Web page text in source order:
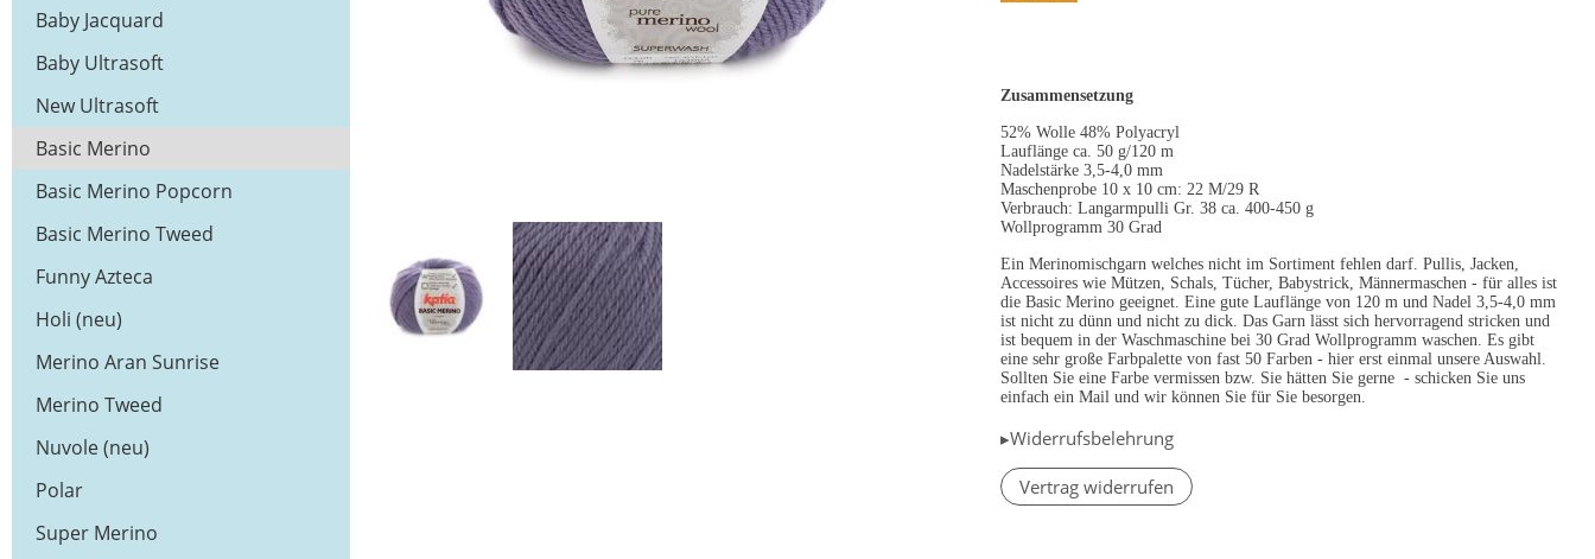
Baby Jacquard
Baby Ultrasoft
New Ultrasoft
Basic Merino
Basic Merino Popcorn
Basic Merino Tweed
Funny Azteca
Holi (neu)
Merino Aran Sunrise
Merino Tweed
Nuvole (neu)
Polar
Super Merino
Zusammensetzung
52% Wolle 48% Polyacryl
Lauflänge ca. 50 g/120 m
Nadelstärke 3,5-4,0 mm
Maschenprobe 10 x 10 cm: 22 M/29 R
Verbrauch: Langarmpulli Gr. 38 ca. 400-450 g
Wollprogramm 30 Grad
Ein Merinomischgarn welches nicht im Sortiment fehlen darf. Pullis, Jacken,
Accessoires wie Mützen, Schals, Tücher, Babystrick, Männermaschen - für alles ist
die Basic Merino geeignet. Eine gute Lauflänge von 120 m und Nadel 3,5-4,0 mm
ist nicht zu dünn und nicht zu dick. Das Garn lässt sich hervorragend stricken und
ist bequem in der Waschmaschine bei 30 Grad Wollprogramm waschen. Es gibt
eine sehr große Farbpalette von fast 50 Farben - hier erst einmal unsere Auswahl.
Sollten Sie eine Farbe vermissen bzw. Sie hätten Sie gerne - schicken Sie uns
einfach ein Mail und wir können Sie für Sie besorgen.
▸Widerrufsbelehrung
Vertrag widerrufen